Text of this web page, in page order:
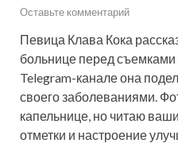
Оставьте комментарий
Певица Клава Кока
больнице перед съемками
Telegram-канале она
своего заболеваниями.
капельнице, но читаю
отметки и настроение